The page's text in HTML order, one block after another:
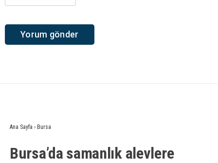
Ana Sayfa › Bursa
Bursa’da samanlık alevlere